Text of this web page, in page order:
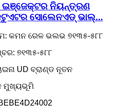
ଇଞ୍ଜେକ୍ଟର ନିୟନ୍ତ୍ରଣ
ସୋଲେନଏଡ୍ ଭାଲ୍...
କମନ ରେଳ ଭଲଭ ୭୧୩୫-୫୮୮
୭୧୩୫-୫୮୮
UD ବ୍ରାଣ୍ଡ ନୂତନ
ମୁଖ୍ୟଭୂମି